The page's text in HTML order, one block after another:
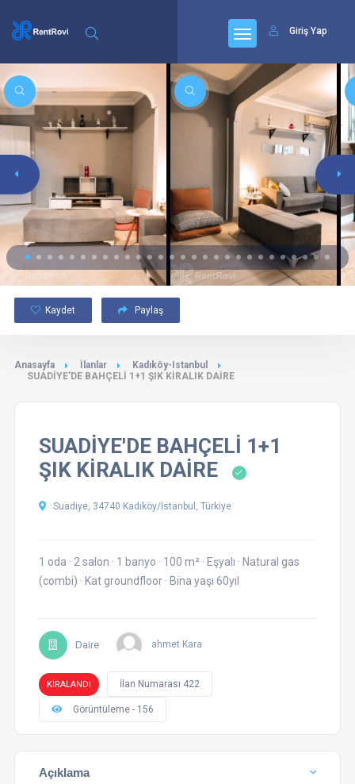
Giriş Yap
Kaydet Paylaş
Anasayfa İlanlar
Kadıköy-Istanbul
SUADİYE'DE BAHÇELİ 1+1 ŞIK KİRALIK DAİRE
SUADİYE'DE BAHÇELİ 1+1
ŞIK KİRALIK DAİRE
Suadiye, 34740 Kadıköy/İstanbul, Türkiye
1 oda · 2 salon · 1 banyo · 100 m² · Eşyalı · Natural gas
(combi) · Kat groundfloor · Bina yaşı 60yıl
Daire ahmet Kara
KİRALANDI İlan Numarası 422
Görüntüleme - 156
Açıklama